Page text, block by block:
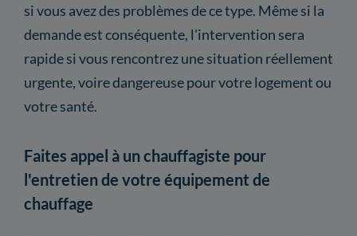
si vous avez des problèmes de ce type. Même si la
demande est conséquente, l'intervention sera
rapide si vous rencontrez une situation réellement
urgente, voire dangereuse pour votre logement ou
votre santé.
Faites appel à un chauffagiste pour
l'entretien de votre équipement de
chauffage